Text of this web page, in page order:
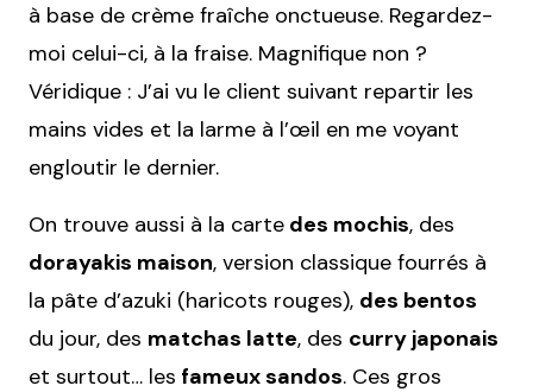
à base de crème fraîche onctueuse. Regardez-
moi celui-ci, à la fraise. Magnifique non ?
Véridique : J’ai vu le client suivant repartir les
mains vides et la larme à l’œil en me voyant
engloutir le dernier.
On trouve aussi à la carte des mochis, des
dorayakis maison, version classique fourrés à
la pâte d’azuki (haricots rouges), des bentos
du jour, des matchas latte, des curry japonais
et surtout… les fameux sandos. Ces gros